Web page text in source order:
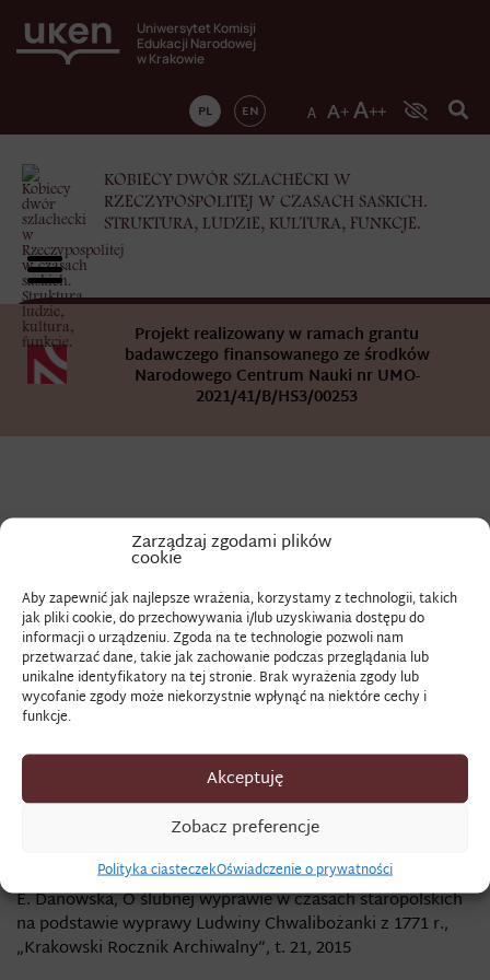
Zarządzaj zgodami plików
cookie
Aby zapewnić jak najlepsze wrażenia, korzystamy z technologii, takich
jak pliki cookie, do przechowywania i/lub uzyskiwania dostępu do
informacji o urządzeniu. Zgoda na te technologie pozwoli nam
przetwarzać dane, takie jak zachowanie podczas przeglądania lub
unikalne identyfikatory na tej stronie. Brak wyrażenia zgody lub
wycofanie zgody może niekorzystnie wpłynąć na niektóre cechy i
funkcje.
Akceptuję
Zobacz preferencje
Polityka ciasteczekOświadczenie o prywatności
Uniwersytet Komisji
Edukacji Narodowej
w Krakowie
PL EN
KOBIECY DWÓR SZLACHECKI W
RZECZYPOSPOLITEJ W CZASACH SASKICH.
STRUKTURA, LUDZIE, KULTURA, FUNKCJE.
Projekt realizowany w ramach grantu
badawczego finansowanego ze środków
Narodowego Centrum Nauki nr UMO-
2021/41/B/HS3/00253
DEZABILE
Znaczenie terminu:
(fr. déshabillé) rodzaj lekkiej sukni – ubiór domowy
Zapis źródłowy:
„na swój przyjazdun des abilez magnifique et nouvaux”
AGAD, ARoskie, XXXIV/156, Katarzyna Barbara z
Radziwiłłów Branicka do Kurdwanowskiego, [b.m], 24 X
Zobacz także:
E. Danowska, O ślubnej wyprawie w czasach staropolskich
na podstawie wyprawy Ludwiny Chwalibożanki z 1771 r.,
„Krakowski Rocznik Archiwalny”, t. 21, 2015